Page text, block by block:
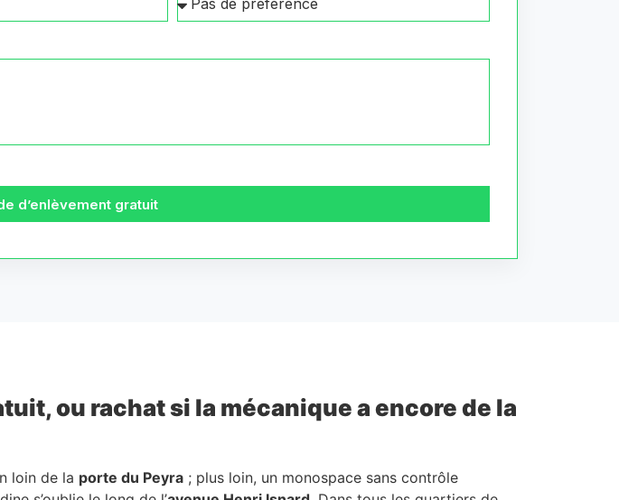
d’enlèvement gratuit
ou rachat si la mécanique a encore de la
loin de la porte du Peyra ; plus loin, un monospace sans contrôle